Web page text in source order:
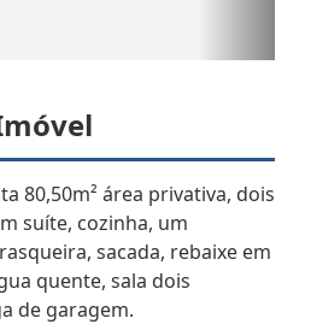
80,50m² área privativa, dois
suíte, cozinha, um
sacada, rebaixe em
quente, sala dois
de garagem.